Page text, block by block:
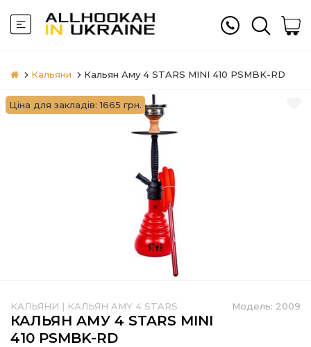
Кальяни Кальян Aму 4 STARS MINI 410 PSMBK-RD
Ціна для закладів: 1665 грн.
Модель: 2009
КАЛЬЯНИ | КАЛЬЯН AMY 4 STARS
КАЛЬЯН AМУ 4 STARS MINI
410 PSMBK-RD